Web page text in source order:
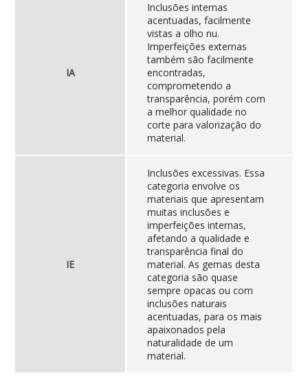
IA
Inclusões internas
acentuadas, facilmente
vistas a olho nu.
Imperfeições externas
também são facilmente
encontradas,
comprometendo a
transparência, porém com
a melhor qualidade no
corte para valorização do
material.
IE
Inclusões excessivas. Essa
categoria envolve os
materiais que apresentam
muitas inclusões e
imperfeições internas,
afetando a qualidade e
transparência final do
material. As gemas desta
categoria são quase
sempre opacas ou com
inclusões naturais
acentuadas, para os mais
apaixonados pela
naturalidade de um
material.